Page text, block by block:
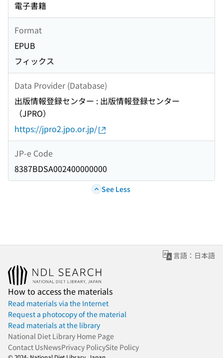
電子書籍
Format
EPUB
フィックス
Data Provider (Database)
出版情報登録センター : 出版情報登録センター
（JPRO）
https://jpro2.jpo.or.jp/
JP-e Code
8387BDSA002400000000
See Less
言語：日本語
How to access the materials
Read materials via the Internet
Request a photocopy of the material
Read materials at the library
National Diet Library Home Page
Contact UsNewsPrivacy PolicySite Policy